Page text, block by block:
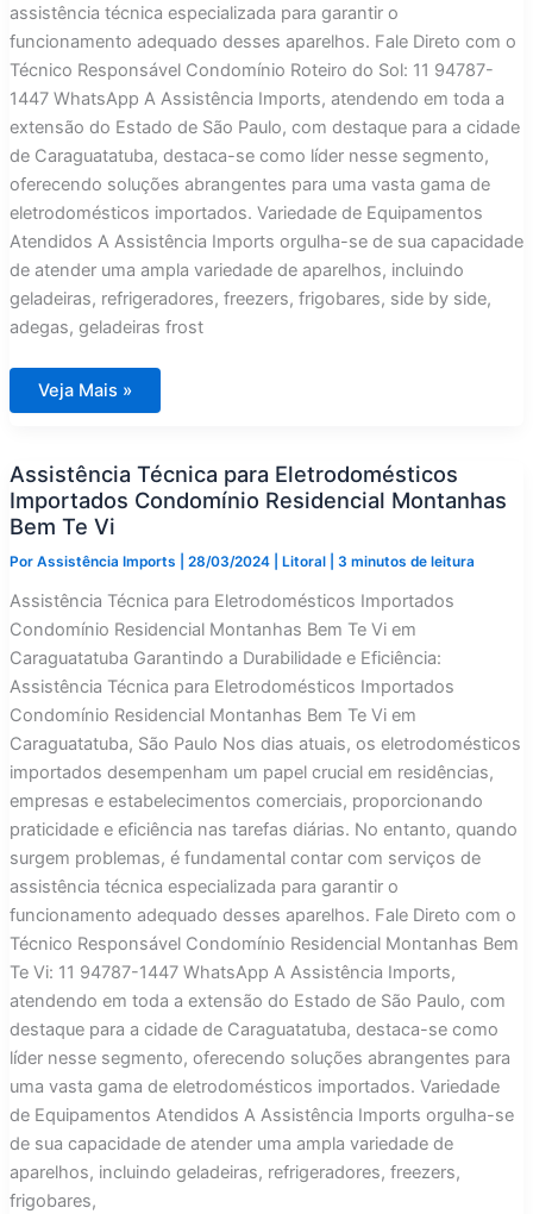
assistência técnica especializada para garantir o
funcionamento adequado desses aparelhos. Fale Direto com o
Técnico Responsável Condomínio Roteiro do Sol: 11 94787-
1447 WhatsApp A Assistência Imports, atendendo em toda a
extensão do Estado de São Paulo, com destaque para a cidade
de Caraguatatuba, destaca-se como líder nesse segmento,
oferecendo soluções abrangentes para uma vasta gama de
eletrodomésticos importados. Variedade de Equipamentos
Atendidos A Assistência Imports orgulha-se de sua capacidade
de atender uma ampla variedade de aparelhos, incluindo
geladeiras, refrigeradores, freezers, frigobares, side by side,
adegas, geladeiras frost
Assistência
Técnica
Condomínio
Roteiro
do
Sol
Veja Mais »
Assistência Técnica para Eletrodomésticos
Importados Condomínio Residencial Montanhas
Bem Te Vi
Por Assistência Imports 28/03/2024 Litoral| 3 minutos de leitura
Assistência Técnica para Eletrodomésticos Importados
Condomínio Residencial Montanhas Bem Te Vi em
Caraguatatuba Garantindo a Durabilidade e Eficiência:
Assistência Técnica para Eletrodomésticos Importados
Condomínio Residencial Montanhas Bem Te Vi em
Caraguatatuba, São Paulo Nos dias atuais, os eletrodomésticos
importados desempenham um papel crucial em residências,
empresas e estabelecimentos comerciais, proporcionando
praticidade e eficiência nas tarefas diárias. No entanto, quando
surgem problemas, é fundamental contar com serviços de
assistência técnica especializada para garantir o
funcionamento adequado desses aparelhos. Fale Direto com o
Técnico Responsável Condomínio Residencial Montanhas Bem
Te Vi: 11 94787-1447 WhatsApp A Assistência Imports,
atendendo em toda a extensão do Estado de São Paulo, com
destaque para a cidade de Caraguatatuba, destaca-se como
líder nesse segmento, oferecendo soluções abrangentes para
uma vasta gama de eletrodomésticos importados. Variedade
de Equipamentos Atendidos A Assistência Imports orgulha-se
de sua capacidade de atender uma ampla variedade de
aparelhos, incluindo geladeiras, refrigeradores, freezers,
frigobares,